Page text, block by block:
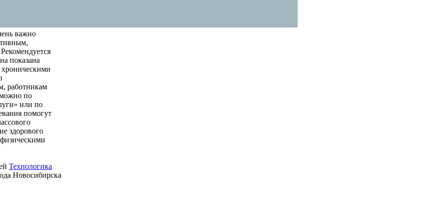
важно
показана
хроническими
работникам
по
или по
помогут
здорового
Технологика
Новосибирска